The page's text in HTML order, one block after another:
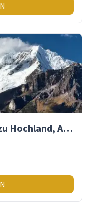
Peru Reiseführer – Tipps zu Hochland, Amazonas & Inka-Erbe